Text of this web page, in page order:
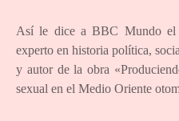
Así le dice a BBC Mundo el
experto en historia política,
y autor de la obra
sexual en el Medio Oriente